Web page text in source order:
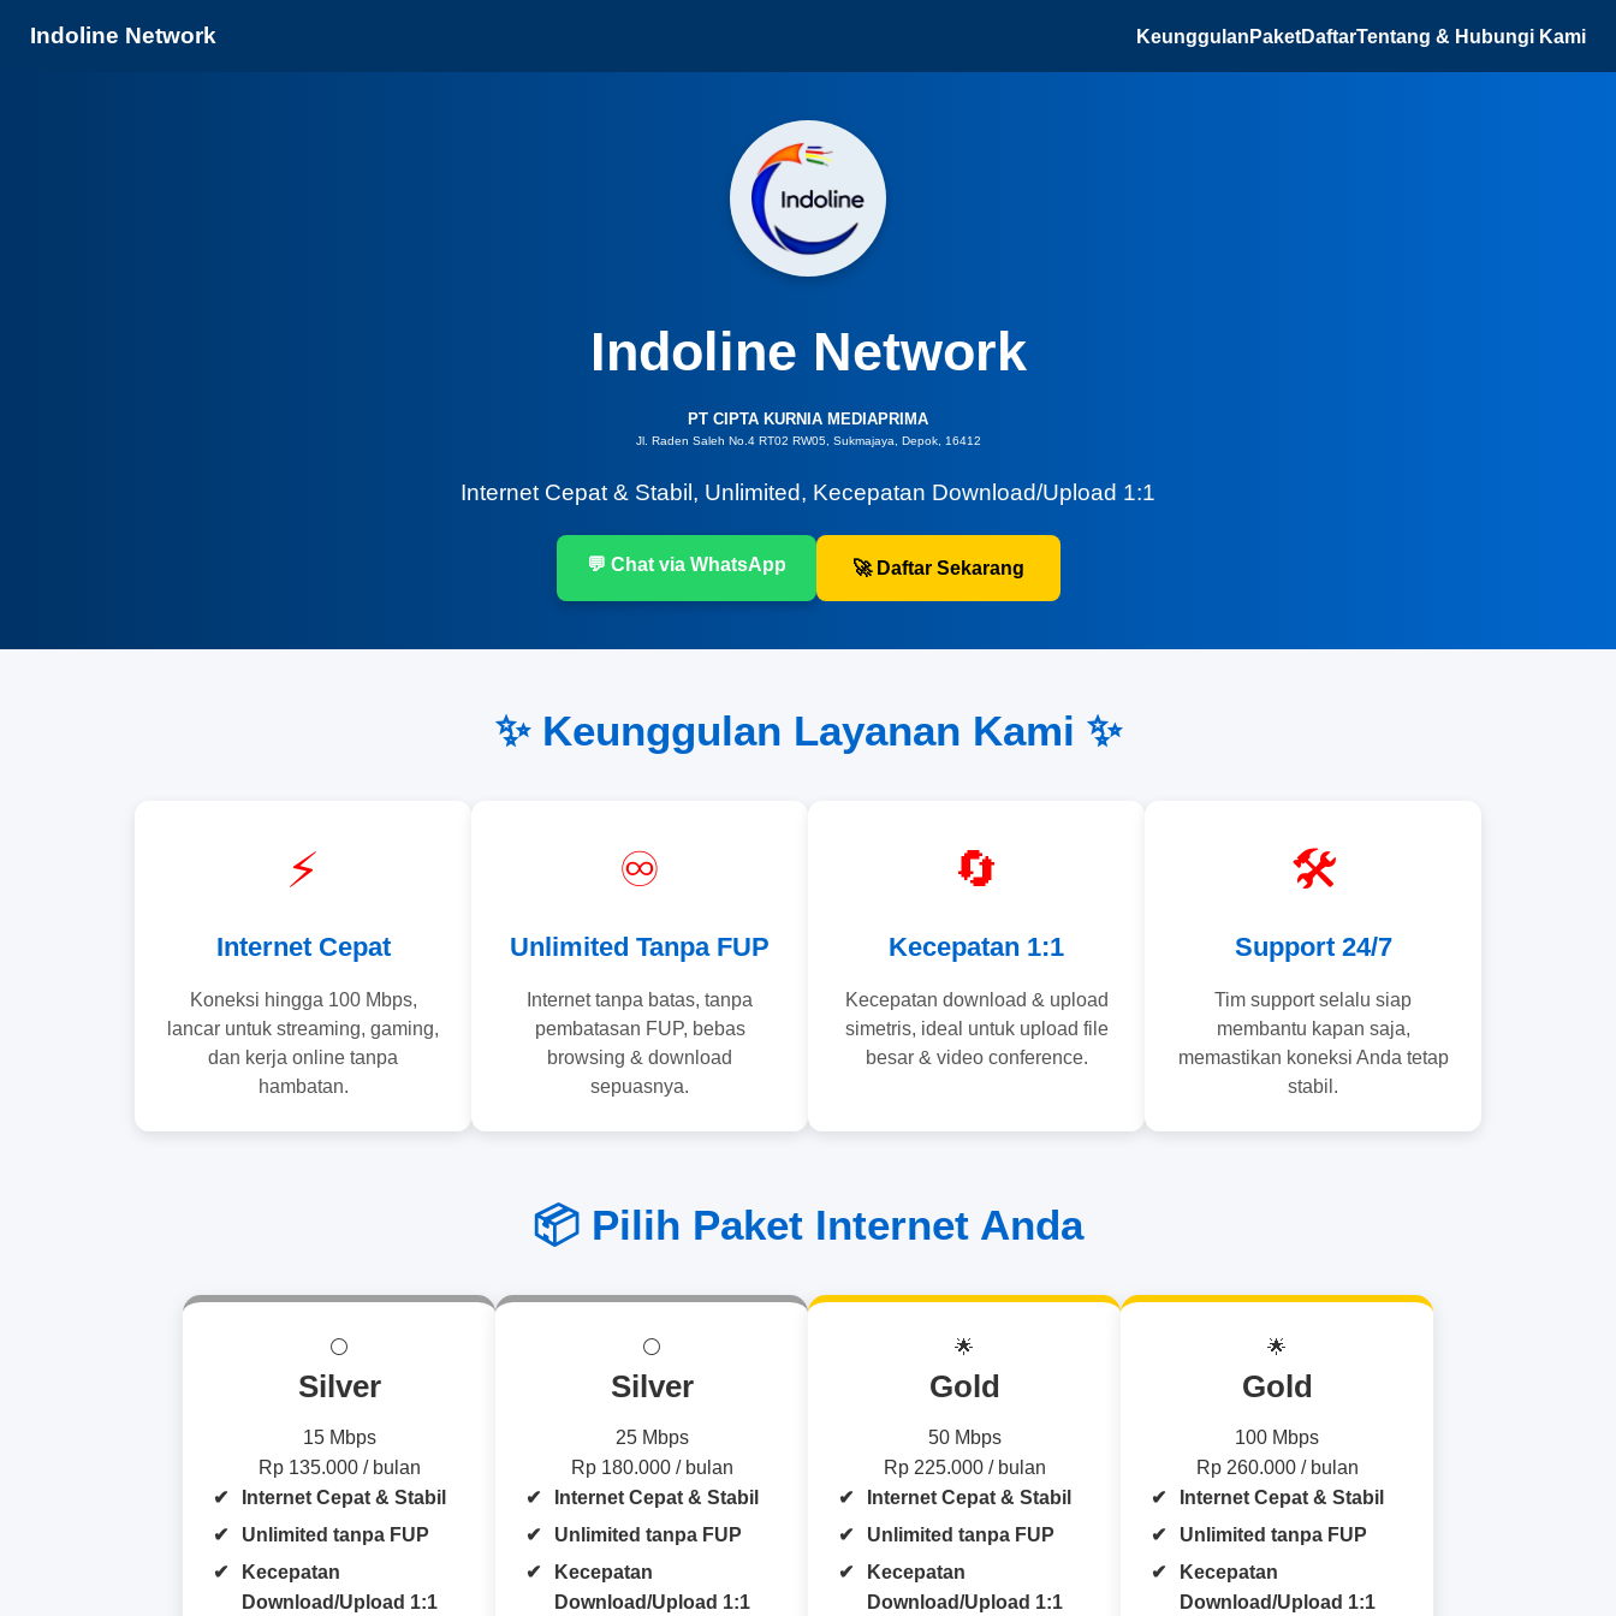
Indoline Network Keunggulan PaketDaftarTentang & Hubungi Kami
Indoline Network
PT CIPTA KURNIA MEDIAPRIMA
Jl. Raden Saleh No.4 RT02 RW05, Sukmajaya, Depok, 16412
Internet Cepat & Stabil, Unlimited, Kecepatan Download/Upload 1:1
💬 Chat via WhatsApp 🚀 Daftar Sekarang
✨ Keunggulan Layanan Kami ✨
⚡
Internet Cepat
Koneksi hingga 100 Mbps,
lancar untuk streaming, gaming,
dan kerja online tanpa
hambatan.
♾️
Unlimited Tanpa FUP
Internet tanpa batas, tanpa
pembatasan FUP, bebas
browsing & download
sepuasnya.
🔄
Kecepatan 1:1
Kecepatan download & upload
simetris, ideal untuk upload file
besar & video conference.
🛠️
Support 24/7
Tim support selalu siap
membantu kapan saja,
memastikan koneksi Anda tetap
stabil.
📦 Pilih Paket Internet Anda
⚪
Silver
15 Mbps
Rp 135.000 / bulan
Internet Cepat & Stabil
Unlimited tanpa FUP
Kecepatan
Download/Upload 1:1
⚪
Silver
25 Mbps
Rp 180.000 / bulan
Internet Cepat & Stabil
Unlimited tanpa FUP
Kecepatan
Download/Upload 1:1
🌟
Gold
50 Mbps
Rp 225.000 / bulan
Internet Cepat & Stabil
Unlimited tanpa FUP
Kecepatan
Download/Upload 1:1
🌟
Gold
100 Mbps
Rp 260.000 / bulan
Internet Cepat & Stabil
Unlimited tanpa FUP
Kecepatan
Download/Upload 1:1